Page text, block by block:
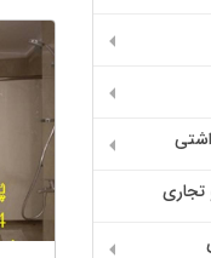
تجاری